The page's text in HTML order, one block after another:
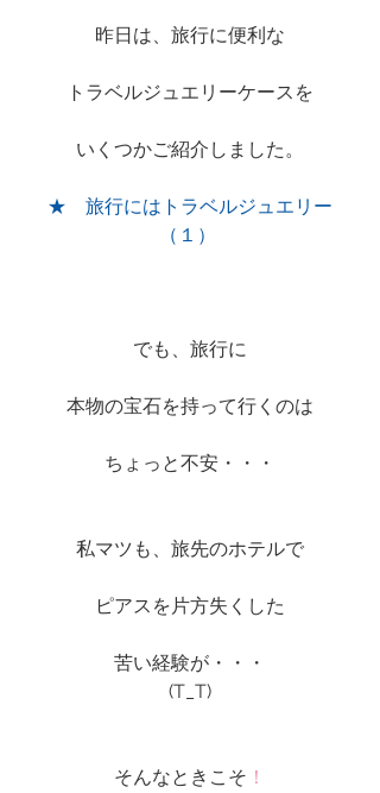
昨日は、旅行に便利な
トラベルジュエリーケースを
いくつかご紹介しました。
★　旅行にはトラベルジュエリー
（１）
でも、旅行に
本物の宝石を持って行くのは
ちょっと不安・・・
私マツも、旅先のホテルで
ピアスを片方失くした
苦い経験が・・・
(T_T)
そんなときこそ ！